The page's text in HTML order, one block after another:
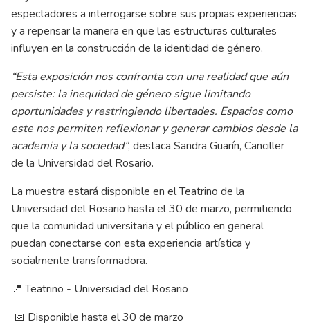
espectadores a interrogarse sobre sus propias experiencias
y a repensar la manera en que las estructuras culturales
influyen en la construcción de la identidad de género.
“Esta exposición nos confronta con una realidad que aún
persiste: la inequidad de género sigue limitando
oportunidades y restringiendo libertades. Espacios como
este nos permiten reflexionar y generar cambios desde la
academia y la sociedad”, destaca Sandra Guarín, Canciller
de la Universidad del Rosario.
La muestra estará disponible en el Teatrino de la
Universidad del Rosario hasta el 30 de marzo, permitiendo
que la comunidad universitaria y el público en general
puedan conectarse con esta experiencia artística y
socialmente transformadora.
📍 Teatrino - Universidad del Rosario
📅 Disponible hasta el 30 de marzo